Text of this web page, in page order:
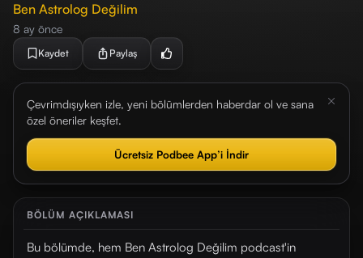
Ben Astrolog Değilim
8 ay önce
Kaydet Paylaş
Çevrimdışıyken izle, yeni bölümlerden haberdar ol ve sana
özel öneriler keşfet.
Ücretsiz Podbee App’i İndir
BÖLÜM AÇIKLAMASI
Bu bölümde, hem Ben Astrolog Değilim podcast'in